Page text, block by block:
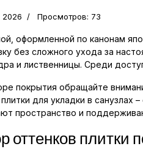
2026 Просмотров: 73
оформленной по канонам
без сложного ухода за
и лиственницы. Среди
покрытия обращайте
для укладки в
пространство и
оттенков плитки